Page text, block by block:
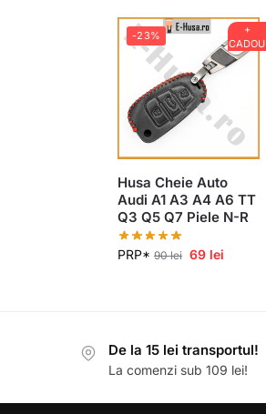
+
CADOU
-23%
Husa Cheie Auto
Audi A1 A3 A4 A6 TT
Q3 Q5 Q7 Piele N-R
PRP* 90lei 69 lei
De la 15 lei transportul!
La comenzi sub 109 lei!